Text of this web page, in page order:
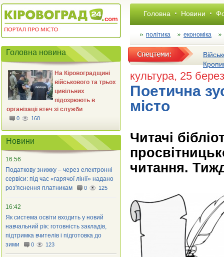
Головна Новини
політика економіка
культура, 25
Поетична
місто
Читачі
читання.
Головна новина
На Кіровоградщині
військового та трьох
цивільних
підозрюють в
організації втеч зі служби
0 168
Новини
16:56
Податкову знижку – через електронні
сервіси: під час «гарячої лінії» надано
роз'яснення платникам
0 125
16:42
Як система освіти входить у новий
навчальний рік: готовність закладів,
підтримка вчителів і підготовка до
зими
0 123